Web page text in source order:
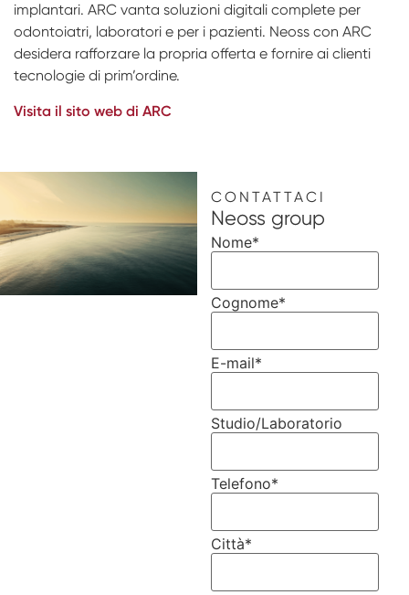
implantari. ARC vanta soluzioni digitali complete per
odontoiatri, laboratori e per i pazienti. Neoss con ARC
desidera rafforzare la propria offerta e fornire ai clienti
tecnologie di prim’ordine.
Visita il sito web di ARC
CONTATTACI
Neoss group
Nome*
Cognome*
E-mail*
Studio/Laboratorio
Telefono*
Città*